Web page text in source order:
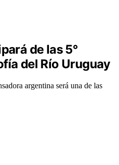
de las 5°
del Río Uruguay
argentina será una de las